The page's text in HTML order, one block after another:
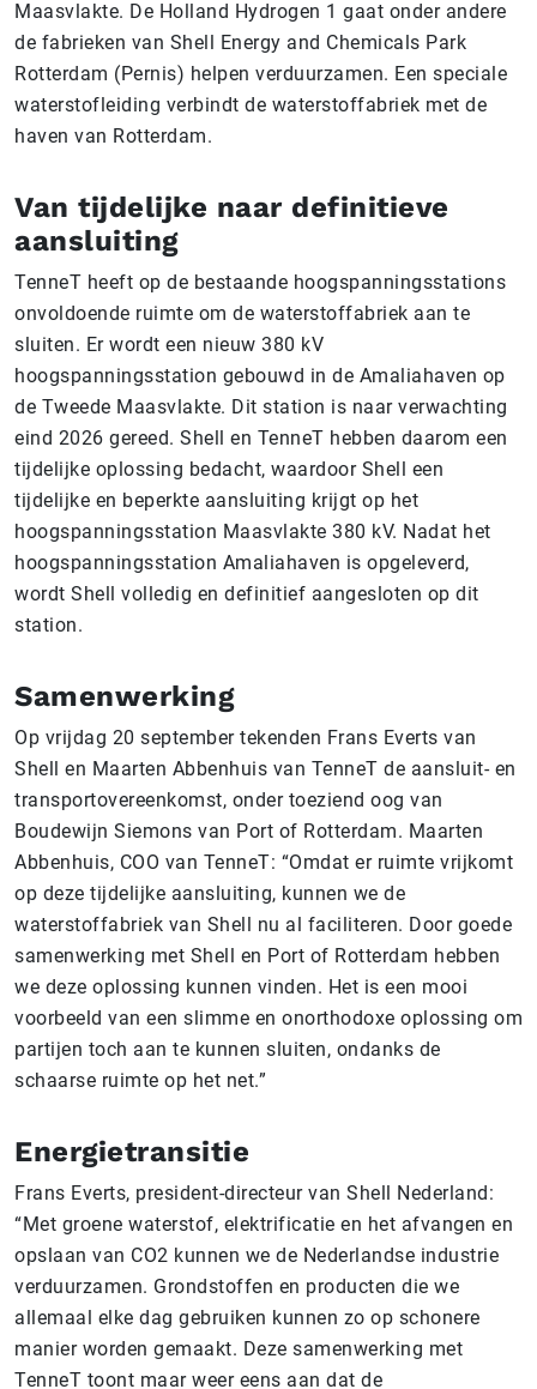
Maasvlakte. De Holland Hydrogen 1 gaat onder andere
de fabrieken van Shell Energy and Chemicals Park
Rotterdam (Pernis) helpen verduurzamen. Een speciale
waterstofleiding verbindt de waterstoffabriek met de
haven van Rotterdam.
Van tijdelijke naar definitieve
aansluiting
TenneT heeft op de bestaande hoogspanningsstations
onvoldoende ruimte om de waterstoffabriek aan te
sluiten. Er wordt een nieuw 380 kV
hoogspanningsstation gebouwd in de Amaliahaven op
de Tweede Maasvlakte. Dit station is naar verwachting
eind 2026 gereed. Shell en TenneT hebben daarom een
tijdelijke oplossing bedacht, waardoor Shell een
tijdelijke en beperkte aansluiting krijgt op het
hoogspanningsstation Maasvlakte 380 kV. Nadat het
hoogspanningsstation Amaliahaven is opgeleverd,
wordt Shell volledig en definitief aangesloten op dit
station.
Samenwerking
Op vrijdag 20 september tekenden Frans Everts van
Shell en Maarten Abbenhuis van TenneT de aansluit- en
transportovereenkomst, onder toeziend oog van
Boudewijn Siemons van Port of Rotterdam. Maarten
Abbenhuis, COO van TenneT: “Omdat er ruimte vrijkomt
op deze tijdelijke aansluiting, kunnen we de
waterstoffabriek van Shell nu al faciliteren. Door goede
samenwerking met Shell en Port of Rotterdam hebben
we deze oplossing kunnen vinden. Het is een mooi
voorbeeld van een slimme en onorthodoxe oplossing om
partijen toch aan te kunnen sluiten, ondanks de
schaarse ruimte op het net.”
Energietransitie
Frans Everts, president-directeur van Shell Nederland:
“Met groene waterstof, elektrificatie en het afvangen en
opslaan van CO2 kunnen we de Nederlandse industrie
verduurzamen. Grondstoffen en producten die we
allemaal elke dag gebruiken kunnen zo op schonere
manier worden gemaakt. Deze samenwerking met
TenneT toont maar weer eens aan dat de